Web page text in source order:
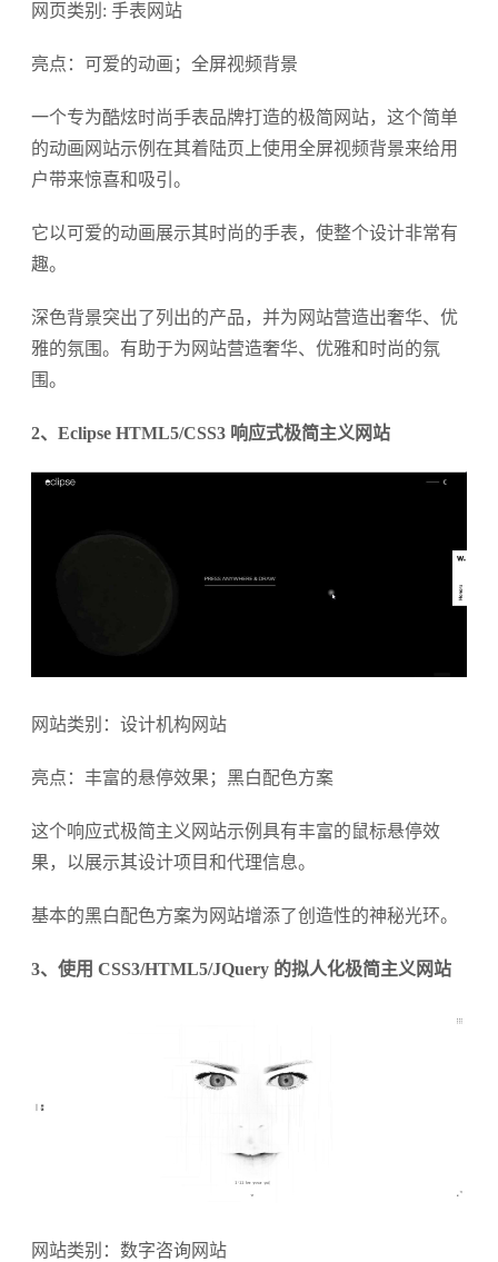
网页类别: 手表网站
亮点：可爱的动画；全屏视频背景
一个专为酷炫时尚手表品牌打造的极简网站，这个简单
的动画网站示例在其着陆页上使用全屏视频背景来给用
户带来惊喜和吸引。
它以可爱的动画展示其时尚的手表，使整个设计非常有
趣。
深色背景突出了列出的产品，并为网站营造出奢华、优
雅的氛围。有助于为网站营造奢华、优雅和时尚的氛
围。
2、Eclipse HTML5/CSS3 响应式极简主义网站
网站类别：设计机构网站
亮点：丰富的悬停效果；黑白配色方案
这个响应式极简主义网站示例具有丰富的鼠标悬停效
果，以展示其设计项目和代理信息。
基本的黑白配色方案为网站增添了创造性的神秘光环。
3、使用 CSS3/HTML5/JQuery 的拟人化极简主义网站
网站类别：数字咨询网站